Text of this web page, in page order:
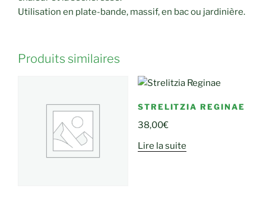
Utilisation en plate-bande, massif, en bac ou jardinière.
Produits similaires
STRELITZIA REGINAE
38,00€
Lire la suite